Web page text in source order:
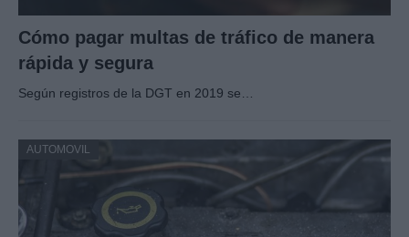
Cómo pagar multas de tráfico de manera
rápida y segura
Según registros de la DGT en 2019 se…
AUTOMOVIL